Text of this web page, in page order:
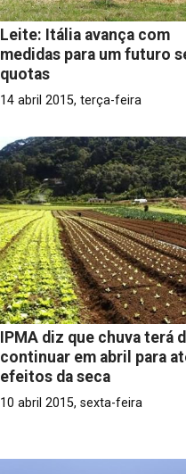
Leite: Itália avança com
medidas para um futuro
quotas
14 abril 2015, terça-feira
IPMA diz que chuva terá
continuar em abril para
efeitos da seca
10 abril 2015, sexta-feira